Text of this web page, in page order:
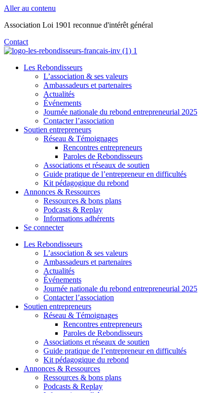
Aller au contenu
Association Loi 1901 reconnue d'intérêt général
Contact
Les Rebondisseurs
L’association & ses valeurs
Ambassadeurs et partenaires
Actualités
Événements
Journée nationale du rebond entrepreneurial 2025
Contacter l’association
Soutien entrepreneurs
Réseau & Témoignages
Rencontres entrepreneurs
Paroles de Rebondisseurs
Associations et réseaux de soutien
Guide pratique de l’entrepreneur en difficultés
Kit pédagogique du rebond
Annonces & Ressources
Ressources & bons plans
Podcasts & Replay
Informations adhérents
Se connecter
Les Rebondisseurs
L’association & ses valeurs
Ambassadeurs et partenaires
Actualités
Événements
Journée nationale du rebond entrepreneurial 2025
Contacter l’association
Soutien entrepreneurs
Réseau & Témoignages
Rencontres entrepreneurs
Paroles de Rebondisseurs
Associations et réseaux de soutien
Guide pratique de l’entrepreneur en difficultés
Kit pédagogique du rebond
Annonces & Ressources
Ressources & bons plans
Podcasts & Replay